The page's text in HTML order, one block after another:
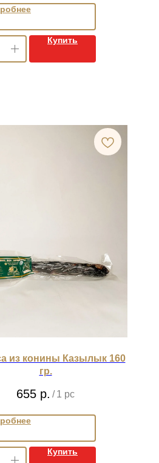
Купить
из конины Казылык 160
гр.
655 р. / 1 pc
Купить